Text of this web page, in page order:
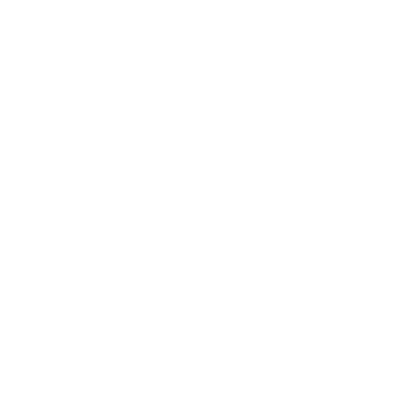
колекция ни позволява да
колекция- като всички
без да се налага да
нетните постъпления от
Двамата партньори са много
демонстрира, че сияйното червено
наши клиенти, които допринасят за